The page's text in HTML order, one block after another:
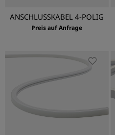
ANSCHLUSSKABEL 4-POLIG
Preis auf Anfrage